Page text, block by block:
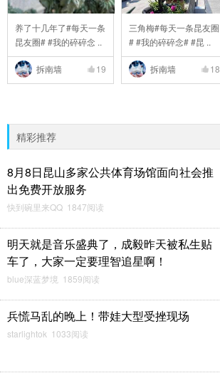
养了十几年了#每天一条
昆友圈# #我的碎碎念 ..
拆南墙 19
三角梅#每天一条昆友圈
# #我的碎碎念# #昆 ..
拆南墙 18
精彩推荐
8月8日昆山多家公共体育场馆面向社会推
出免费开放服务
快到碗里来QQ 1847阅读
明天就是音乐盛典了，成毅昨天被私生贴
车了，大家一定要理智追星啊！
blue深蓝梦境 1859阅读
兵慌马乱的晚上！带娃大型受挫现场
starlightok 1033阅读